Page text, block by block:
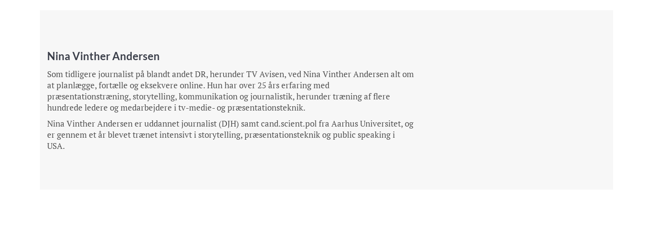
Nina Vinther Andersen
Som tidligere journalist på blandt andet DR, herunder TV Avisen, ved Nina Vinther Andersen alt om
at planlægge, fortælle og eksekvere online. Hun har over 25 års erfaring med
præsentationstræning, storytelling, kommunikation og journalistik, herunder træning af flere
hundrede ledere og medarbejdere i tv-medie- og præsentationsteknik.
Nina Vinther Andersen er uddannet journalist (DJH) samt cand.scient.pol fra Aarhus Universitet, og
er gennem et år blevet trænet intensivt i storytelling, præsentationsteknik og public speaking i
USA.